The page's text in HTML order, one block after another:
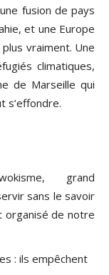
fusion de pays
et une Europe
vraiment. Une
climatiques,
de Marseille qui
s’effondre.
grand
sans le savoir
organisé de notre
: ils empêchent